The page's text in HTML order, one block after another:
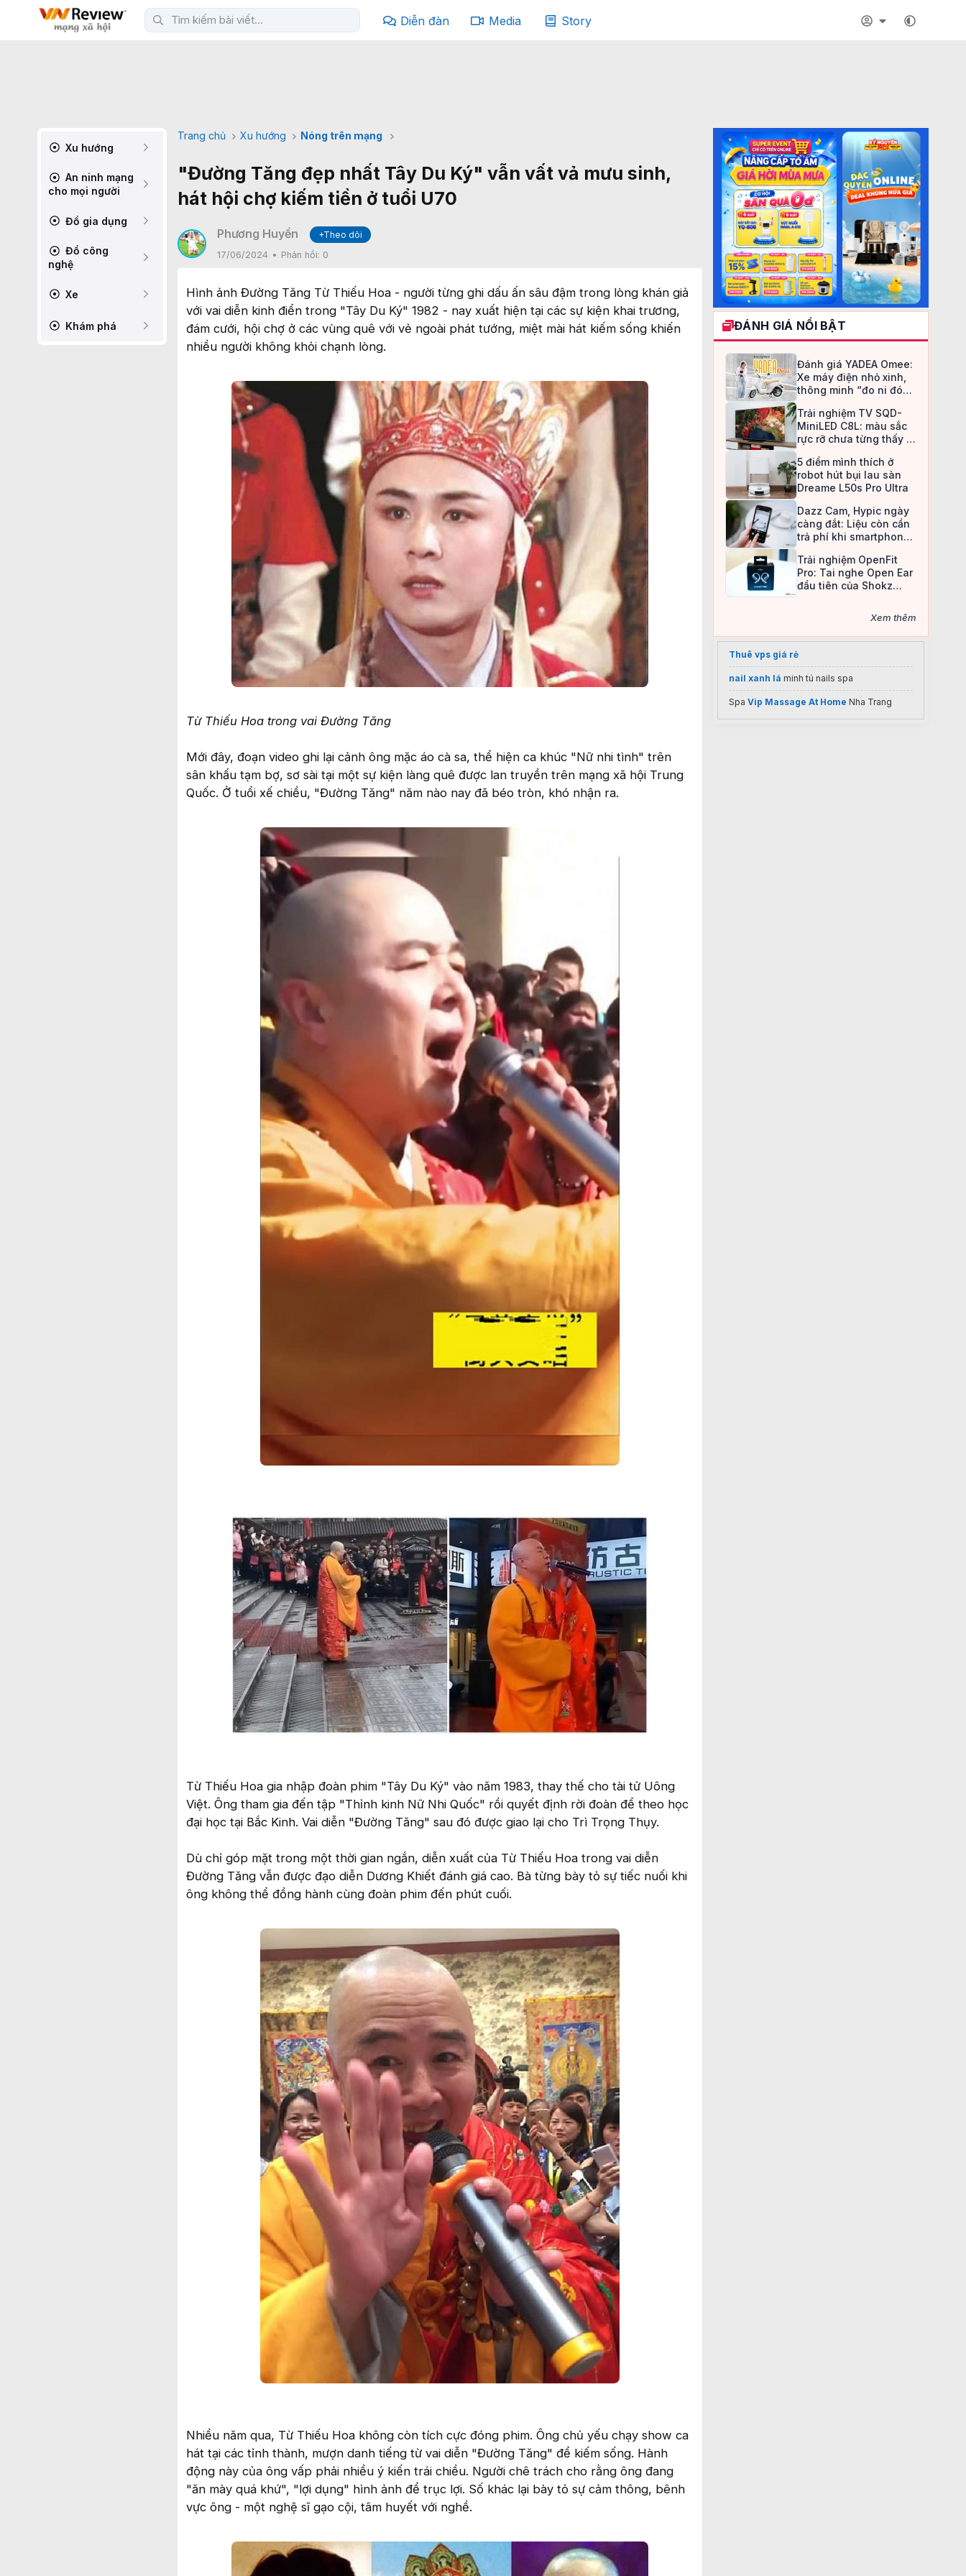
Diễn đàn Media Story
Xu hướng
An ninh mạng
cho mọi người
Đồ gia dụng
Đồ công
nghệ
Xe
Khám phá
Trang chủ Xu hướng Nóng trên mạng
"Đường Tăng đẹp nhất Tây Du Ký" vẫn vất vả mưu sinh,
hát hội chợ kiếm tiền ở tuổi U70
Phương Huyền
+Theo dõi
17/06/2024
Phản hồi: 0
Hình ảnh Đường Tăng Từ Thiếu Hoa - người từng ghi dấu ấn sâu đậm trong lòng khán giả
với vai diễn kinh điển trong "Tây Du Ký" 1982 - nay xuất hiện tại các sự kiện khai trương,
đám cưới, hội chợ ở các vùng quê với vẻ ngoài phát tướng, miệt mài hát kiếm sống khiến
nhiều người không khỏi chạnh lòng.
Từ Thiếu Hoa trong vai Đường Tăng
Mới đây, đoạn video ghi lại cảnh ông mặc áo cà sa, thể hiện ca khúc "Nữ nhi tình" trên
sân khấu tạm bợ, sơ sài tại một sự kiện làng quê được lan truyền trên mạng xã hội Trung
Quốc. Ở tuổi xế chiều, "Đường Tăng" năm nào nay đã béo tròn, khó nhận ra.
Từ Thiếu Hoa gia nhập đoàn phim "Tây Du Ký" vào năm 1983, thay thế cho tài tử Uông
Việt. Ông tham gia đến tập "Thỉnh kinh Nữ Nhi Quốc" rồi quyết định rời đoàn để theo học
đại học tại Bắc Kinh. Vai diễn "Đường Tăng" sau đó được giao lại cho Trì Trọng Thụy.
Dù chỉ góp mặt trong một thời gian ngắn, diễn xuất của Từ Thiếu Hoa trong vai diễn
Đường Tăng vẫn được đạo diễn Dương Khiết đánh giá cao. Bà từng bày tỏ sự tiếc nuối khi
ông không thể đồng hành cùng đoàn phim đến phút cuối.
Nhiều năm qua, Từ Thiếu Hoa không còn tích cực đóng phim. Ông chủ yếu chạy show ca
hát tại các tỉnh thành, mượn danh tiếng từ vai diễn "Đường Tăng" để kiếm sống. Hành
động này của ông vấp phải nhiều ý kiến trái chiều. Người chê trách cho rằng ông đang
"ăn mày quá khứ", "lợi dụng" hình ảnh để trục lợi. Số khác lại bày tỏ sự cảm thông, bênh
vực ông - một nghệ sĩ gạo cội, tâm huyết với nghề.
ĐÁNH GIÁ NỔI BẬT
Đánh giá YADEA Omee:
Xe máy điện nhỏ xinh,
thông minh “đo ni đóng
Trải nghiệm TV SQD-
MiniLED C8L: màu sắc
rực rỡ chưa từng thấy ở
5 điểm mình thích ở
robot hút bụi lau sàn
Dreame L50s Pro Ultra
Dazz Cam, Hypic ngày
càng đắt: Liệu còn cần
trả phí khi smartphone
Trải nghiệm OpenFit
Pro: Tai nghe Open Ear
đầu tiên của Shokz
Xem thêm
Thuê vps giá rẻ
nail xanh lá minh tú nails spa
Spa Vip Massage At Home Nha Trang